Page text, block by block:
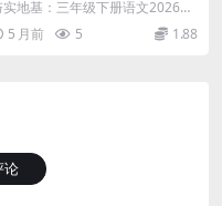
词语同步专项练习识字表巩
实地基：三年级下册语文2026春
拼音写词语专项练习 进入2026春
学期，三...
5 月前 5 1.88
论